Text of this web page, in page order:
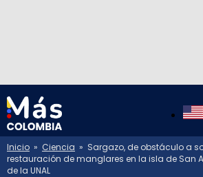
Inicio » Ciencia » Sargazo, de obstáculo a
restauración de manglares en la isla de San
de la UNAL